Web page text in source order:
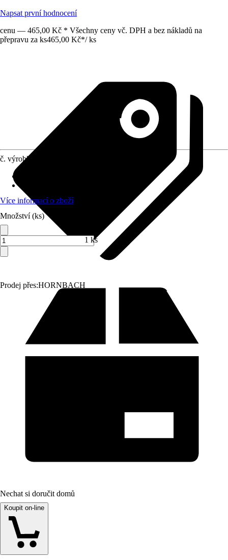
Napsat první hodnocení
cenu — 465,00 Kč * Všechny ceny vč. DPH a bez nákladů na
přepravu za ks465,00 Kč*/ ks
Prodej přes:HORNBACH
č. výrobku
Více informací o zboží
Množství (ks)
1 ks
Nechat si doručit domů
Koupit on-line